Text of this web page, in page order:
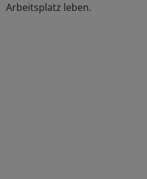
Arbeitsplatz leben.